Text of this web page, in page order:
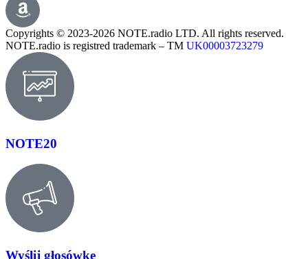
Copyrights © 2023-2026 NOTE.radio LTD. All rights reserved.
NOTE.radio is registred trademark – TM UK00003723279
NOTE20
Wyślij głosówkę